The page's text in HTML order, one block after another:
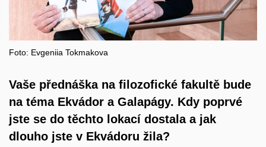
Foto: Evgeniia Tokmakova
Vaše přednáška na filozofické fakultě bude
na téma Ekvádor a Galapágy. Kdy poprvé
jste se do těchto lokací dostala a jak
dlouho jste v Ekvádoru žila?